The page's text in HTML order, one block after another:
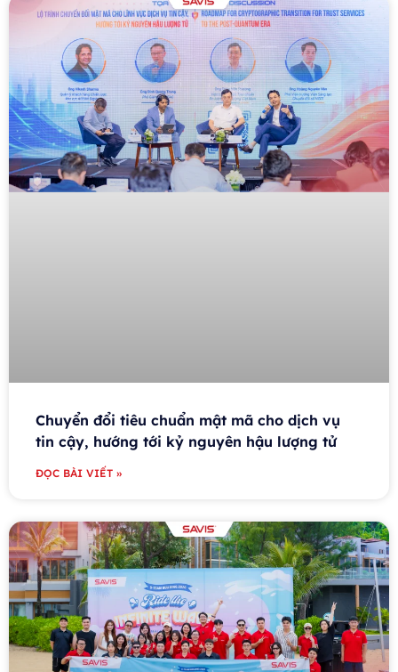
Chuyển đổi tiêu chuẩn mật mã cho dịch vụ
tin cậy, hướng tới kỷ nguyên hậu lượng tử
ĐỌC BÀI VIẾT »